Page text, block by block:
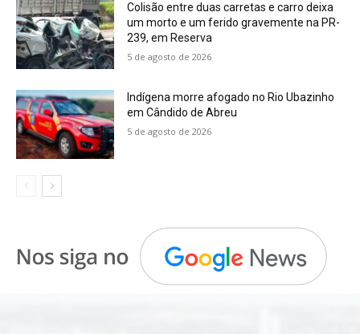
Colisão entre duas carretas e carro deixa
um morto e um ferido gravemente na PR-
239, em Reserva
5 de agosto de 2026
Indígena morre afogado no Rio Ubazinho
em Cândido de Abreu
5 de agosto de 2026